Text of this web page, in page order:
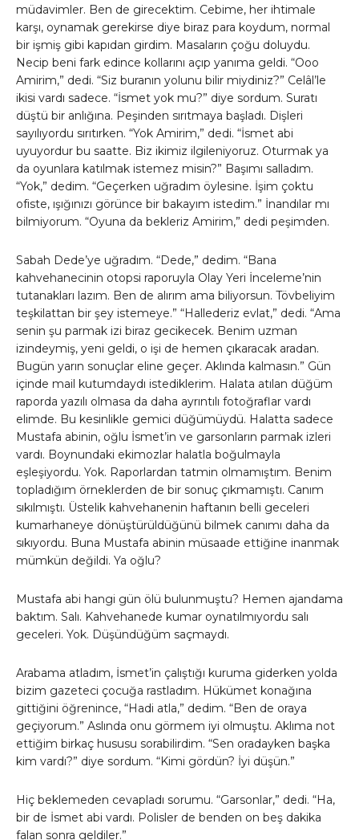
müdavimler. Ben de girecektim. Cebime, her ihtimale
karşı, oynamak gerekirse diye biraz para koydum, normal
bir işmiş gibi kapıdan girdim. Masaların çoğu doluydu.
Necip beni fark edince kollarını açıp yanıma geldi. “Ooo
Amirim,” dedi. “Siz buranın yolunu bilir miydiniz?” Celâl’le
ikisi vardı sadece. “İsmet yok mu?” diye sordum. Suratı
düştü bir anlığına. Peşinden sırıtmaya başladı. Dişleri
sayılıyordu sırıtırken. “Yok Amirim,” dedi. “İsmet abi
uyuyordur bu saatte. Biz ikimiz ilgileniyoruz. Oturmak ya
da oyunlara katılmak istemez misin?” Başımı salladım.
“Yok,” dedim. “Geçerken uğradım öylesine. İşim çoktu
ofiste, ışığınızı görünce bir bakayım istedim.” İnandılar mı
bilmiyorum. “Oyuna da bekleriz Amirim,” dedi peşimden.
Sabah Dede’ye uğradım. “Dede,” dedim. “Bana
kahvehanecinin otopsi raporuyla Olay Yeri İnceleme’nin
tutanakları lazım. Ben de alırım ama biliyorsun. Tövbeliyim
teşkilattan bir şey istemeye.” “Hallederiz evlat,” dedi. “Ama
senin şu parmak izi biraz gecikecek. Benim uzman
izindeymiş, yeni geldi, o işi de hemen çıkaracak aradan.
Bugün yarın sonuçlar eline geçer. Aklında kalmasın.” Gün
içinde mail kutumdaydı istediklerim. Halata atılan düğüm
raporda yazılı olmasa da daha ayrıntılı fotoğraflar vardı
elimde. Bu kesinlikle gemici düğümüydü. Halatta sadece
Mustafa abinin, oğlu İsmet’in ve garsonların parmak izleri
vardı. Boynundaki ekimozlar halatla boğulmayla
eşleşiyordu. Yok. Raporlardan tatmin olmamıştım. Benim
topladığım örneklerden de bir sonuç çıkmamıştı. Canım
sıkılmıştı. Üstelik kahvehanenin haftanın belli geceleri
kumarhaneye dönüştürüldüğünü bilmek canımı daha da
sıkıyordu. Buna Mustafa abinin müsaade ettiğine inanmak
mümkün değildi. Ya oğlu?
Mustafa abi hangi gün ölü bulunmuştu? Hemen ajandama
baktım. Salı. Kahvehanede kumar oynatılmıyordu salı
geceleri. Yok. Düşündüğüm saçmaydı.
Arabama atladım, İsmet’in çalıştığı kuruma giderken yolda
bizim gazeteci çocuğa rastladım. Hükümet konağına
gittiğini öğrenince, “Hadi atla,” dedim. “Ben de oraya
geçiyorum.” Aslında onu görmem iyi olmuştu. Aklıma not
ettiğim birkaç hususu sorabilirdim. “Sen oradayken başka
kim vardı?” diye sordum. “Kimi gördün? İyi düşün.”
Hiç beklemeden cevapladı sorumu. “Garsonlar,” dedi. “Ha,
bir de İsmet abi vardı. Polisler de benden on beş dakika
falan sonra geldiler.”